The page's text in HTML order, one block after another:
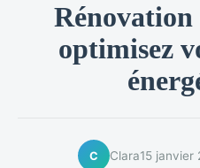
optimisez
C Clara15 janvier